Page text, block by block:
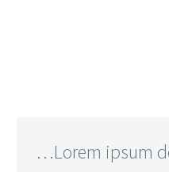
…Lorem ipsum